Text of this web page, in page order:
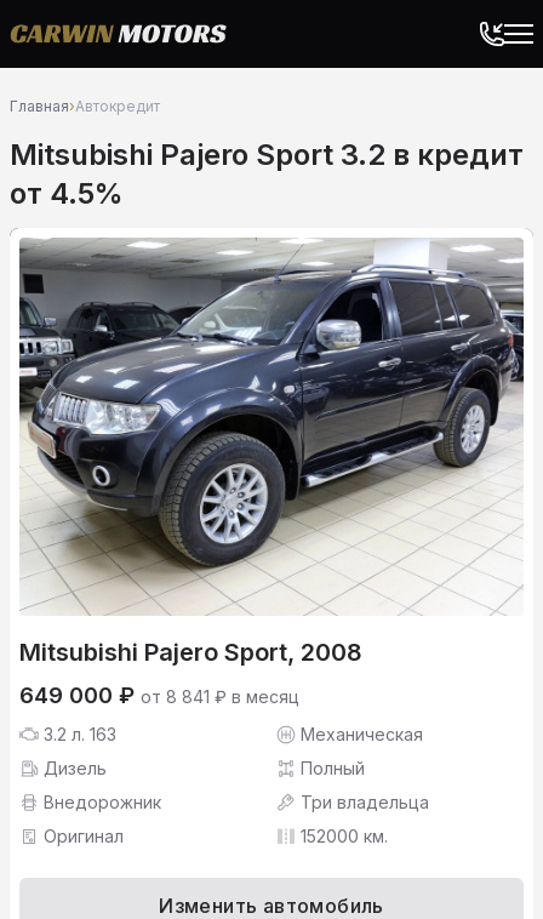
Главная›Автокредит
Mitsubishi Pajero Sport 3.2 в кредит
от 4.5%
Mitsubishi Pajero Sport, 2008
649 000 ₽ от 8 841 ₽ в месяц
3.2 л. 163
Механическая
Дизель
Полный
Внедорожник
Три владельца
Оригинал
152000 км.
Изменить автомобиль